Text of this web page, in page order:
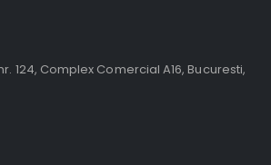
124, Complex Comercial A16, Bucuresti,